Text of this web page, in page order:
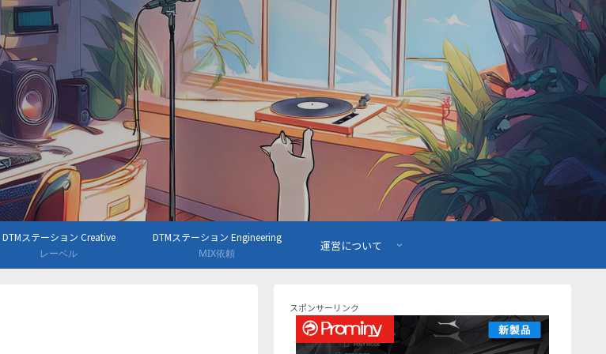
DTMステーション Creative
レーベル
DTMステーション Engineering
MIX依頼
運営について
スポンサーリンク